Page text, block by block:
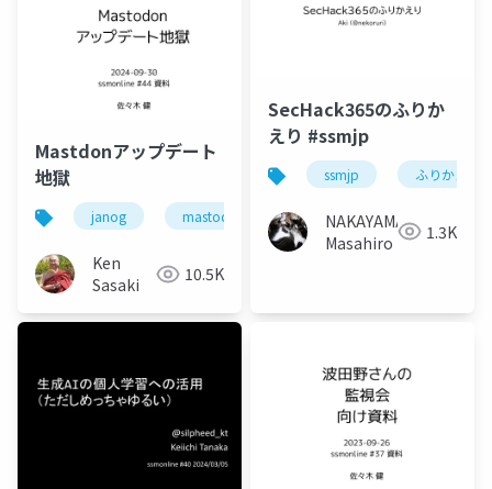
Mastdonアップデート
地獄
janog mastodon chatgpt
Ken
Sasaki
10.5K
SecHack365のふりか
えり #ssmjp
ssmjp ふりかえり
NAKAYAMA
Masahiro
1.3K